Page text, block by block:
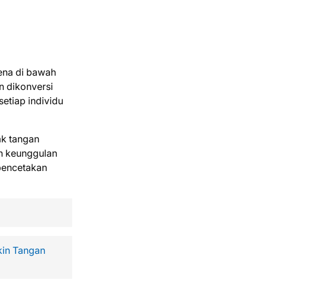
di bawah
dikonversi
individu
tangan
keunggulan
Tangan